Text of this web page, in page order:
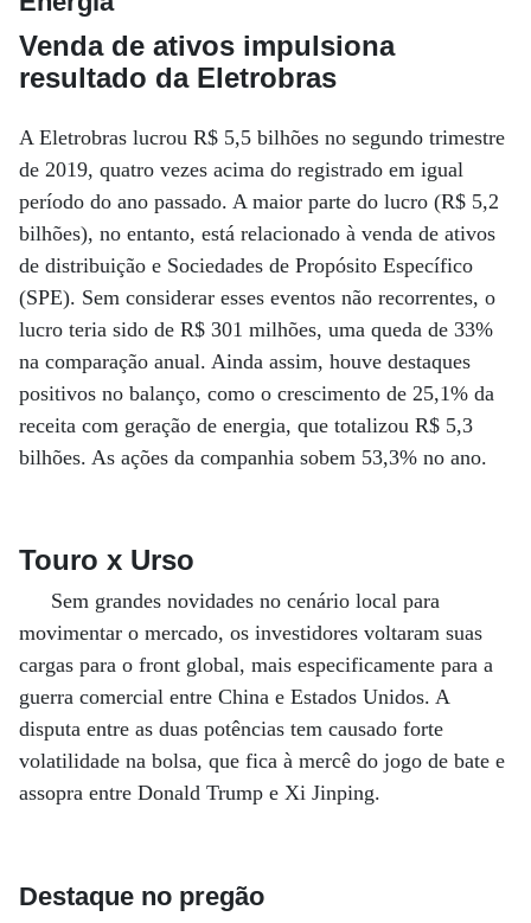
Venda de ativos impulsiona
resultado da Eletrobras
A Eletrobras lucrou R$ 5,5 bilhões no segundo trimestre
de 2019, quatro vezes acima do registrado em igual
período do ano passado. A maior parte do lucro (R$ 5,2
bilhões), no entanto, está relacionado à venda de ativos
de distribuição e Sociedades de Propósito Específico
(SPE). Sem considerar esses eventos não recorrentes, o
lucro teria sido de R$ 301 milhões, uma queda de 33%
na comparação anual. Ainda assim, houve destaques
positivos no balanço, como o crescimento de 25,1% da
receita com geração de energia, que totalizou R$ 5,3
bilhões. As ações da companhia sobem 53,3% no ano.
Touro x Urso
Sem grandes novidades no cenário local para
movimentar o mercado, os investidores voltaram suas
cargas para o front global, mais especificamente para a
guerra comercial entre China e Estados Unidos. A
disputa entre as duas potências tem causado forte
volatilidade na bolsa, que fica à mercê do jogo de bate e
assopra entre Donald Trump e Xi Jinping.
Destaque no pregão